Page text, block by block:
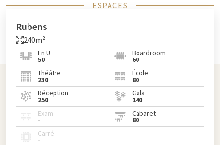
ESPACES
Rubens
240m²
En U
50
Boardroom
60
Théâtre
230
École
80
Réception
250
Gala
140
Exam
-
Cabaret
80
Carré
-